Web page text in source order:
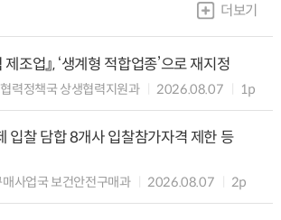
더보기
조업』, ‘생계형 적합업종’으로 재지정
력정책국 상생협력지원과 2026.08.07 1p
입찰 담합 8개사 입찰참가자격 제한 등
사업국 보건안전구매과 2026.08.07 2p